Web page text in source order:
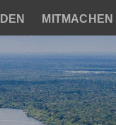
MITMACHEN